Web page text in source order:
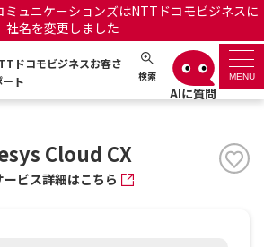
ュニケーションズはNTTドコモビジネスに
社名を変更しました
ドコモビジネスお客さ
ート
検索 MENU
スお客さまサポート 日本語 English
ら探す Cloud CX
ービス詳細はこちら